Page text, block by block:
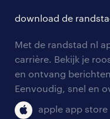
tarieven
personeel gezocht
aanmelden
solliciteren
blogs en artikelen
salarischecker
bruto-netto calculator
onze vestigingen
pers
download de
Met de randstad nl
carrière. Bekijk je
en ontvang
Eenvoudig, snel en
apple app store